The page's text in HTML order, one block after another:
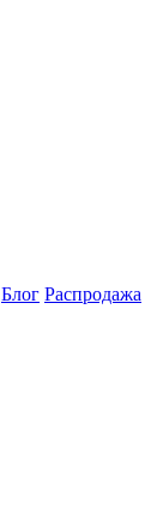
Блог Распродажа